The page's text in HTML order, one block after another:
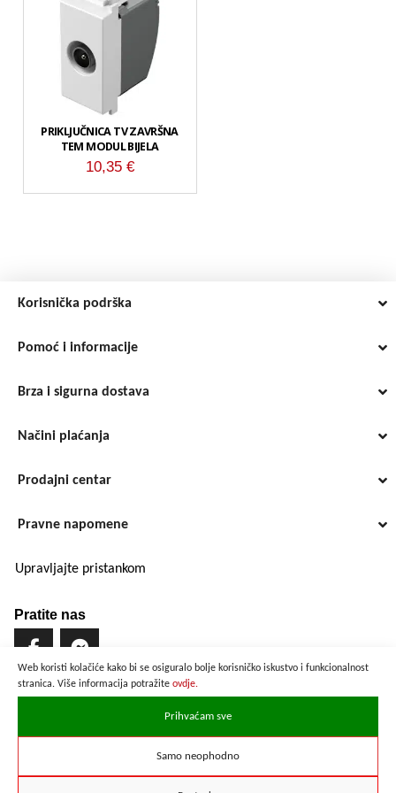
Web koristi kolačiće kako bi se osiguralo bolje korisničko iskustvo i funkcionalnost
stranica. Više informacija potražite ovdje.
Prihvaćam sve
Samo neophodno
PRIKLJUČNICA TV ZAVRŠNA
TEM MODUL BIJELA
10,35 €
Korisnička podrška
Pomoć i informacije
Brza i sigurna dostava
Načini plaćanja
Prodajni centar
Pravne napomene
Upravljajte pristankom
Pratite nas
Brzo i sigurno plaćanje
Prikazane cijene su preračunate po službenom tečaju u iznosu od
1 EUR = 7,53450 HRK